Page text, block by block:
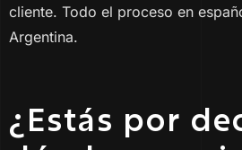
cliente. Todo el proceso en
Argentina.
¿Estás por